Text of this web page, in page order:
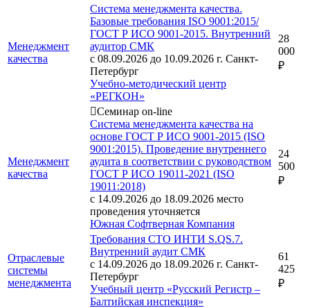
Менеджмент
качества
Система менеджмента качества.
Базовые требования ISO 9001:2015/
ГОСТ Р ИСО 9001-2015. Внутренний
аудитор СМК
с 08.09.2026 до 10.09.2026 г. Санкт-
Петербург
Учебно-методический центр
«РЕГКОН»
28
000
₽
Менеджмент
качества
Семинар on-line
Система менеджмента качества на
основе ГОСТ Р ИСО 9001-2015 (ISO
9001:2015). Проведение внутреннего
аудита в соответствии с руководством
ГОСТ Р ИСО 19011-2021 (ISO
19011:2018)
с 14.09.2026 до 18.09.2026 место
проведения уточняется
Южная Софтверная Компания
24
500
₽
Отраслевые
системы
менеджмента
Требования СТО ИНТИ S.QS.7.
Внутренний аудит СМК
с 14.09.2026 до 18.09.2026 г. Санкт-
Петербург
Учебный центр «Русский Регистр –
Балтийская инспекция»
61
425
₽